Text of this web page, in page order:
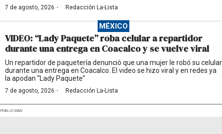
7 de agosto, 2026 · Redacción La-Lista
MÉXICO
VIDEO: “Lady Paquete” roba celular a repartidor
durante una entrega en Coacalco y se vuelve viral
Un repartidor de paquetería denunció que una mujer le robó su celular
durante una entrega en Coacalco. El video se hizo viral y en redes ya
la apodan “Lady Paquete”
7 de agosto, 2026 · Redacción La-Lista
PUBLICIDAD